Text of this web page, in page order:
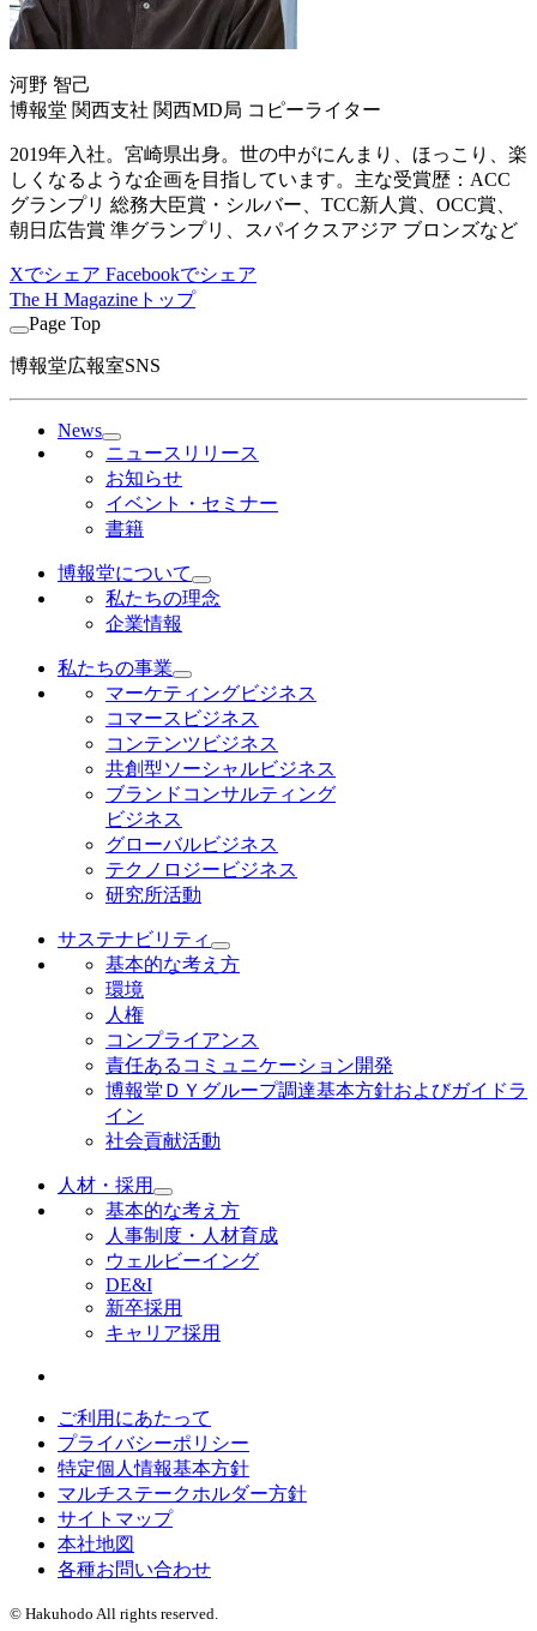
河野 智己
博報堂 関西支社 関西MD局 コピーライター
2019年入社。宮崎県出身。世の中がにんまり、ほっこり、楽
しくなるような企画を目指しています。主な受賞歴：ACC
グランプリ 総務大臣賞・シルバー、TCC新人賞、OCC賞、
朝日広告賞 準グランプリ、スパイクスアジア ブロンズなど
Xでシェア Facebookでシェア
The H Magazineトップ
Page Top
博報堂広報室SNS
News
ニュースリリース
お知らせ
イベント・セミナー
書籍
博報堂について
私たちの理念
企業情報
私たちの事業
マーケティングビジネス
コマースビジネス
コンテンツビジネス
共創型ソーシャルビジネス
ブランドコンサルティング
ビジネス
グローバルビジネス
テクノロジービジネス
研究所活動
サステナビリティ
基本的な考え方
環境
人権
コンプライアンス
責任あるコミュニケーション開発
博報堂ＤＹグループ調達基本方針およびガイドラ
イン
社会貢献活動
人材・採用
基本的な考え方
人事制度・人材育成
ウェルビーイング
DE&I
新卒採用
キャリア採用
ご利用にあたって
プライバシーポリシー
特定個人情報基本方針
マルチステークホルダー方針
サイトマップ
本社地図
各種お問い合わせ
© Hakuhodo All rights reserved.